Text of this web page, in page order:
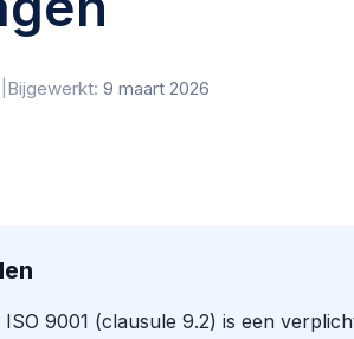
Bijgewerkt: 9 maart 2026
ISO 9001 (clausule 9.2) is een